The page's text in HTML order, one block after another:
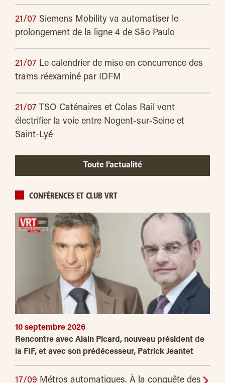
21/07 Siemens Mobility va automatiser le
prolongement de la ligne 4 de São Paulo
21/07 Le calendrier de mise en concurrence des
trams réexaminé par IDFM
21/07 TSO Caténaires et Colas Rail vont
électrifier la voie entre Nogent-sur-Seine et
Saint-Lyé
Toute l’actualité
CONFÉRENCES ET CLUB VRT
10 septembre 2026
Rencontre avec Alain Picard, nouveau président de
la FIF, et avec son prédécesseur, Patrick Jeantet
17/09 Métros automatiques. À la conquête des